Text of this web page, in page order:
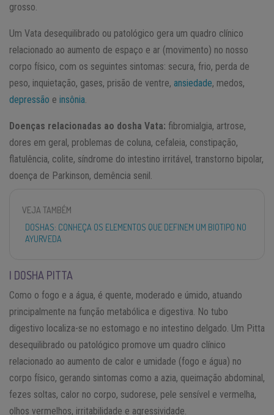
grosso.
Um Vata desequilibrado ou patológico gera um quadro clínico
relacionado ao aumento de espaço e ar (movimento) no nosso
corpo físico, com os seguintes sintomas: secura, frio, perda de
peso, inquietação, gases, prisão de ventre, ansiedade, medos,
depressão e insônia
Doenças relacionadas ao dosha Vata: fibromialgia, artrose,
dores em geral, problemas de coluna, cefaleia, constipação,
flatulência, colite, síndrome do intestino irritável, transtorno bipolar,
doença de Parkinson, demência senil.
VEJA TAMBÉM
DOSHAS: CONHEÇA OS ELEMENTOS QUE DEFINEM UM BIOTIPO NO
AYURVEDA
| DOSHA PITTA
Como o fogo e a água, é quente, moderado e úmido, atuando
principalmente na função metabólica e digestiva. No tubo
digestivo localiza-se no estomago e no intestino delgado. Um Pitta
desequilibrado ou patológico promove um quadro clínico
relacionado ao aumento de calor e umidade (fogo e água) no
corpo físico, gerando sintomas como a azia, queimação abdominal,
fezes soltas, calor no corpo, sudorese, pele sensível e vermelha,
olhos vermelhos, irritabilidade e agressividade.